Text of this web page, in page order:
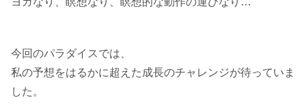
今回のパラダイスでは、
私の予想をはるかに超えた成長のチャレンジが待っていま
した。